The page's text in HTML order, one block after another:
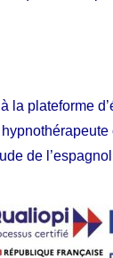
la plateforme
de